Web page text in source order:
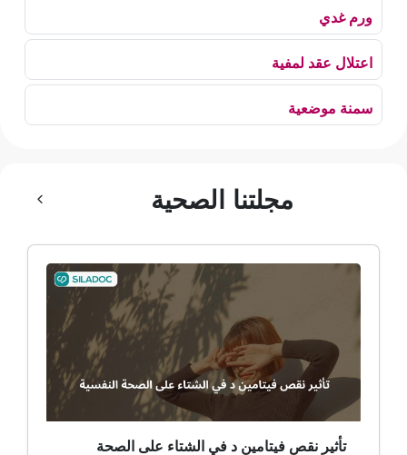
ورم غدي
اعتلال عقد لمفية
سمنة موضعية
ألم وعائي وجهي
ضمور عصبي ألمي
حساسية
ثعلبة
مجلتنا الصحية
تأثير نقص فيتامين د في الشتاء على الصحة